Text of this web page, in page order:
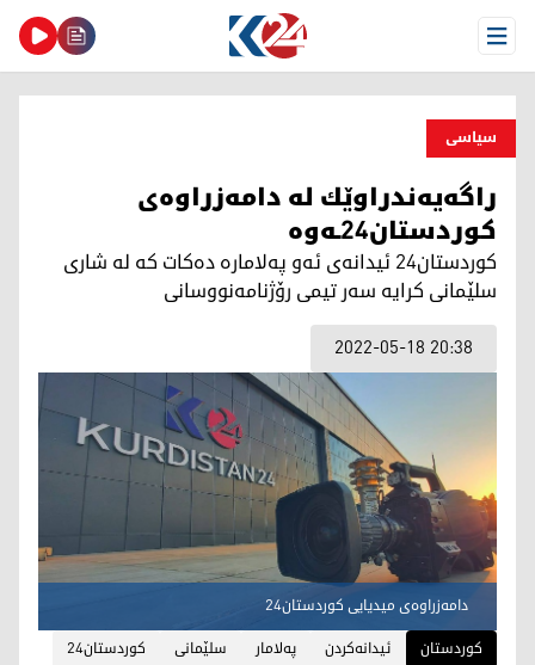
Open Menu
سیاسی
راگه‌یه‌ندراوێك له‌ دامه‌زراوه‌ی
كوردستان24ـه‌وه
كوردستان24 ئیدانه‌ی ئه‌و په‌لاماره‌ ده‌كات كه‌ له‌ شاری
سلێمانی كرایه‌ سه‌ر تیمی رۆژنامه‌نووسانی
2022-05-18 20:38
دامه‌زراوه‌ی میدیایی كوردستان24
کوردستان
ئیدانه‌كردن په‌لامار سلێمانی كوردستان24